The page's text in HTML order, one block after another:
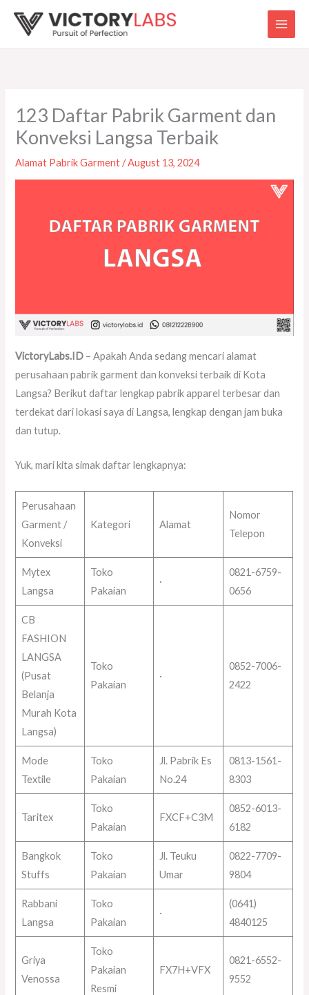
123 Daftar Pabrik Garment dan
Konveksi Langsa Terbaik
Alamat Pabrik Garment/August 13, 2024
VictoryLabs.ID – Apakah Anda sedang mencari alamat
perusahaan pabrik garment dan konveksi terbaik di Kota
Langsa? Berikut daftar lengkap pabrik apparel terbesar dan
terdekat dari lokasi saya di Langsa, lengkap dengan jam buka
dan tutup.
Yuk, mari kita simak daftar lengkapnya:
Perusahaan
Garment /
Konveksi
Kategori Alamat
Nomor
Telepon
Mytex
Langsa
Toko
Pakaian
·
0821-6759-
0656
CB
FASHION
LANGSA
(Pusat
Belanja
Murah Kota
Langsa)
Toko
Pakaian
·
0852-7006-
2422
Mode
Textile
Toko
Pakaian
Jl. Pabrik Es
No.24
0813-1561-
8303
Taritex
Toko
Pakaian
FXCF+C3M
0852-6013-
6182
Bangkok
Stuffs
Toko
Pakaian
Jl. Teuku
Umar
0822-7709-
9804
Rabbani
Langsa
Toko
Pakaian
·
(0641)
4840125
Griya
Venossa
Toko
Pakaian
Resmi
FX7H+VFX
0821-6552-
9552